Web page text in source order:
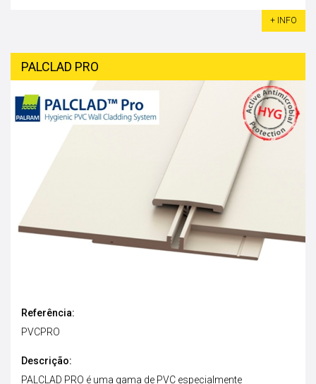
+ INFO
PALCLAD PRO
Referência:
PVCPRO
Descrição:
PALCLAD PRO é uma gama de PVC especialmente